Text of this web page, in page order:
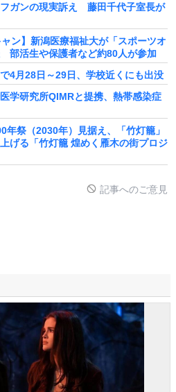
フガンの現実訴え 藤田千代子室長が
ン】新潟医療福祉大が「スポーツオ
部活生や保護者など約80人が参加
4月28日～29日、学校近くにも出没
学研究所QIMRと提携、熱帯感染症
年祭（2030年）見据え、「竹灯籠」
げる「竹灯籠 煌めく雁木の街プロジ
記事へのご意見